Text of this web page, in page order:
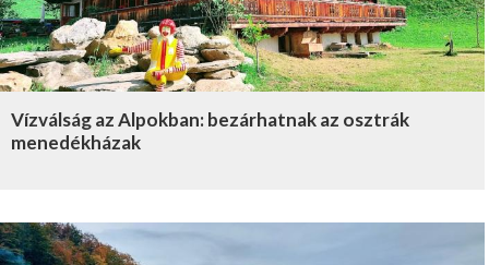
Vízválság az Alpokban: bezárhatnak az osztrák
menedékházak